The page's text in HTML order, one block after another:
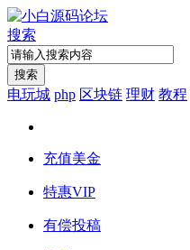
搜索
搜索
电玩城 php 区块链 理财 教程
充值美金
特惠VIP
有偿投稿